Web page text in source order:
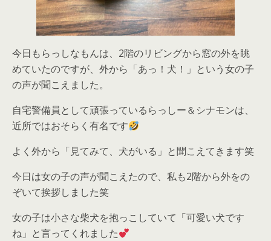
今日もらっしなもんは、2階のリビングから窓の外を眺
めていたのですが、外から「あっ！犬！」という女の子
の声が聞こえました。
自宅警備員として頑張っているらっしー＆シナモンは、
近所ではおそらく有名です
よく外から「見てみて、犬がいる」と聞こえてきます笑
今日は女の子の声が聞こえたので、私も2階から外をの
ぞいて挨拶しました笑
女の子は小さな柴犬を抱っこしていて「可愛い犬です
ね」と言ってくれました